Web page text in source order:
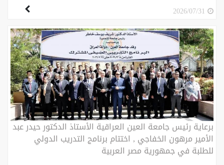
2026/07/31
برعاية رئيس جامعة العين العراقية الأستاذ الدكتور حيدر عبد
الأمير مرهون الخفاجي , اختتام برنامج التدريب الدولي
للطلبة في جمهورية مصر العربية